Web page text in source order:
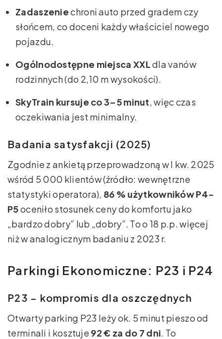
Zadaszeniechroni auto przed gradem czy
słońcem, co doceni każdy właściciel nowego
pojazdu.
Ogólnodostępne miejsca XXLdla vanów
rodzinnych (do 2,10 m wysokości).
SkyTrain kursuje co 3–5 minut, więc czas
oczekiwania jest minimalny.
Badania satysfakcji (2025)
Zgodnie z ankietą przeprowadzoną w I kw. 2025
wśród 5 000 klientów (źródło: wewnętrzne
statystyki operatora), 86 % użytkowników P4-
P5oceniło stosunek ceny do komfortu jako
„bardzo dobry” lub „dobry”. To o 18 p.p. więcej
niż w analogicznym badaniu z 2023 r.
Parkingi Ekonomiczne: P23 i P24
P23 – kompromis dla oszczędnych
Otwarty parking P23 leży ok. 5 minut pieszo od
terminali i kosztuje 92 € za do 7 dni. To